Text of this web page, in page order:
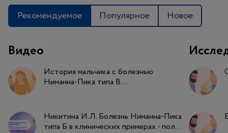
Рекомендуемое Популярное Новое
Видео
История мальчика с болезнью
Ниманна-Пика типа B...
Никитина И.Л. Болезнь Ниманна-Пика
типа Б в клинических примерах - пол...